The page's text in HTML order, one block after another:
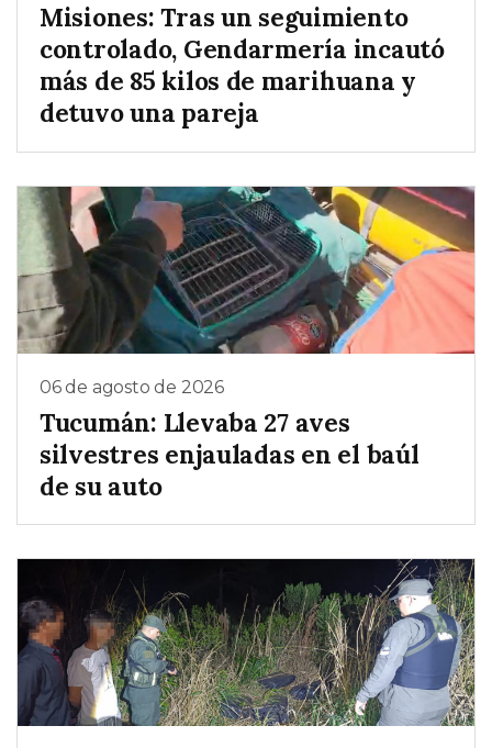
Misiones: Tras un seguimiento
controlado, Gendarmería incautó
más de 85 kilos de marihuana y
detuvo una pareja
06 de agosto de 2026
Tucumán: Llevaba 27 aves
silvestres enjauladas en el baúl
de su auto